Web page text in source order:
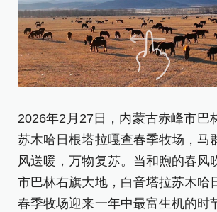
2026年2月27日，内蒙古赤峰市巴
苏木哈日根塔拉嘎查春季牧场，马
风送暖，万物复苏。当和煦的春风
市巴林右旗大地，白音塔拉苏木哈
春季牧场迎来一年中最富生机的时